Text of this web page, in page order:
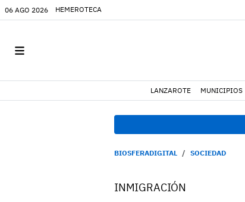
06 AGO 2026 HEMEROTECA
LANZAROTE MUNICIPIOS
BIOSFERADIGITAL SOCIEDAD
INMIGRACIÓN